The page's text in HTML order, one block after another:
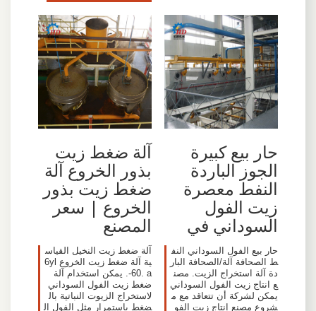
حار بيع كبيرة
الجوز الباردة
النفط معصرة
زيت الفول
السوداني في
حار بيع الفول السوداني النف
ط الصحافة آلة/الصحافة البار
دة آلة استخراج الزيت. مصن
ع انتاج زيت الفول السوداني
يمكن لشركة أن تتعاقد مع م
شروع مصنع إنتاج زيت الفو
آلة ضغط زيت
بذور الخروع آلة
ضغط زيت بذور
الخروع | سعر
المصنع
آلة ضغط زيت النخيل القياس
ية آلة ضغط زيت الخروع 6yl
-60. a. يمكن استخدام آلة
ضغط زيت الفول السوداني
لاستخراج الزيوت النباتية بال
ضغط باستمرار مثل الفول ال